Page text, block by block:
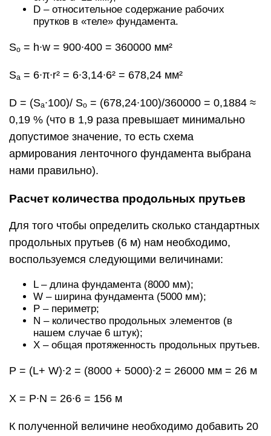
D – относительное содержание рабочих
прутков в «теле» фундамента.
Sₒ = h∙w = 900∙400 = 360000 мм²
Sₐ = 6∙π∙r² = 6∙3,14∙6² = 678,24 мм²
D = (Sₐ∙100)/ Sₒ = (678,24∙100)/360000 = 0,1884 ≈
0,19 % (что в 1,9 раза превышает минимально
допустимое значение, то есть схема
армирования ленточного фундамента выбрана
нами правильно).
Расчет количества продольных прутьев
Для того чтобы определить сколько стандартных
продольных прутьев (6 м) нам необходимо,
воспользуемся следующими величинами:
L – длина фундамента (8000 мм);
W – ширина фундамента (5000 мм);
P – периметр;
N – количество продольных элементов (в
нашем случае 6 штук);
X – общая протяженность продольных прутьев.
P = (L+ W)∙2 = (8000 + 5000)∙2 = 26000 мм = 26 м
X = P∙N = 26∙6 = 156 м
К полученной величине необходимо добавить 20